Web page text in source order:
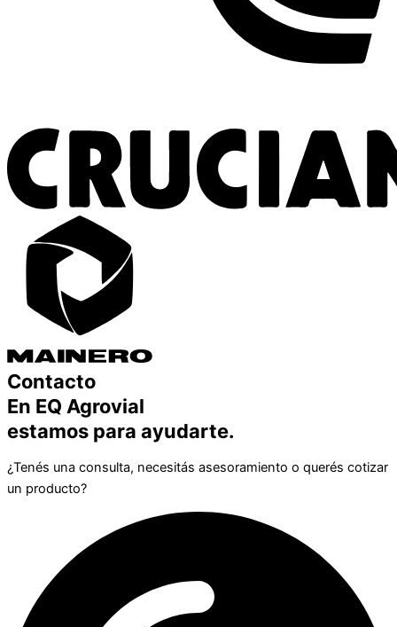
Contacto
En EQ Agrovial
estamos para ayudarte.
¿Tenés una consulta, necesitás asesoramiento o querés cotizar
un producto?